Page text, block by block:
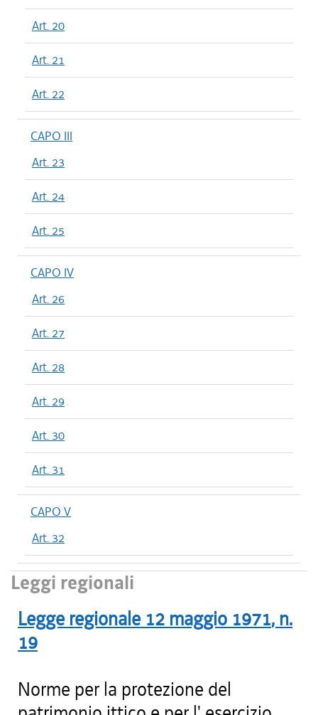
Art. 20
Art. 21
Art. 22
CAPO III
Art. 23
Art. 24
Art. 25
CAPO IV
Art. 26
Art. 27
Art. 28
Art. 29
Art. 30
Art. 31
CAPO V
Art. 32
Leggi regionali
Legge regionale 12 maggio 1971, n.
19
Norme per la protezione del